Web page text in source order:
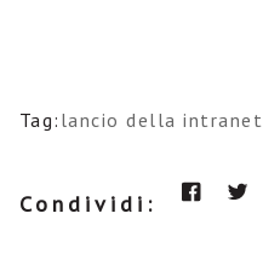
Tag: lancio della intranet
Condividi: